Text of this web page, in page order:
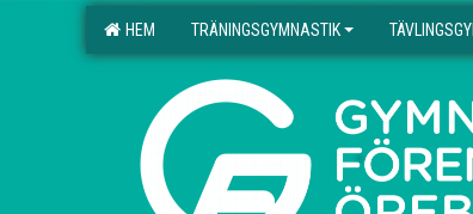
HEM TRÄNINGSGYMNASTIK
.